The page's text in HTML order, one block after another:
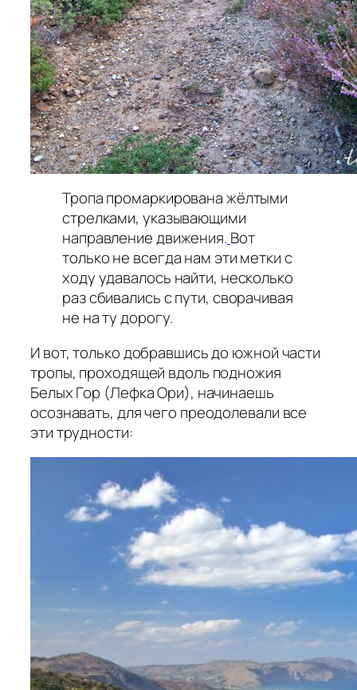
Тропа промаркирована жёлтыми
стрелками, указывающими
направление движения. Вот
только не всегда нам эти метки с
ходу удавалось найти, несколько
раз сбивались с пути, сворачивая
не на ту дорогу.
И вот, только добравшись до южной части
тропы, проходящей вдоль подножия
Белых Гор (Лефка Ори), начинаешь
осознавать, для чего преодолевали все
эти трудности: